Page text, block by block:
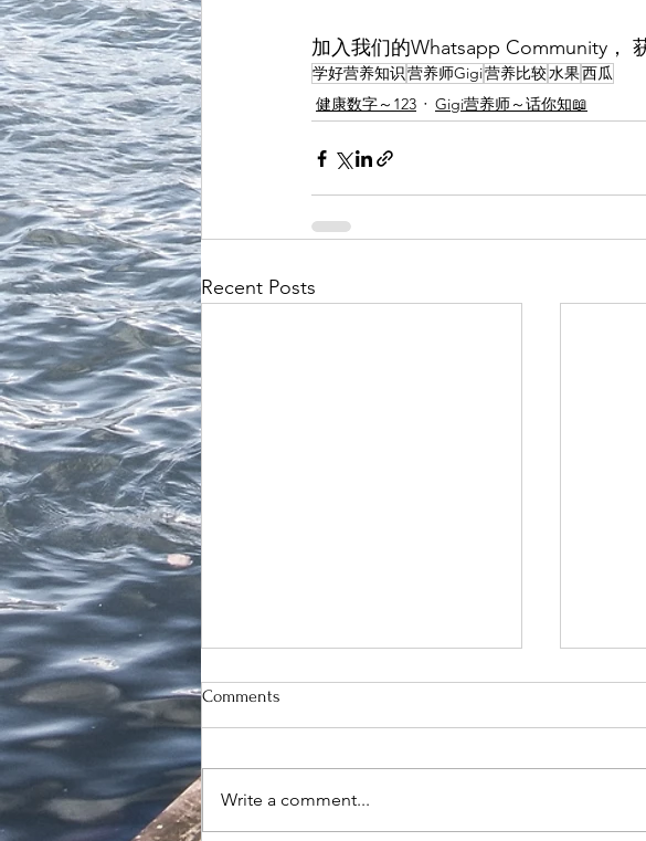
加入我们的Whatsapp Community，
学好营养知识营养师Gigi营养比较水果西瓜
健康数字～123
Gigi营养师～话你知📖
Recent Posts
Comments
Write a comment...